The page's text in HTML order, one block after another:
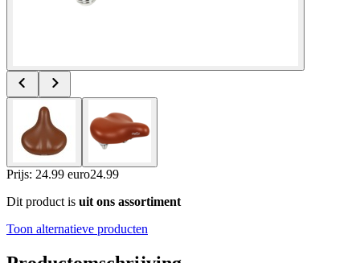
Prijs: 24.99 euro24.99
Dit product is uit ons assortiment
Toon alternatieve producten